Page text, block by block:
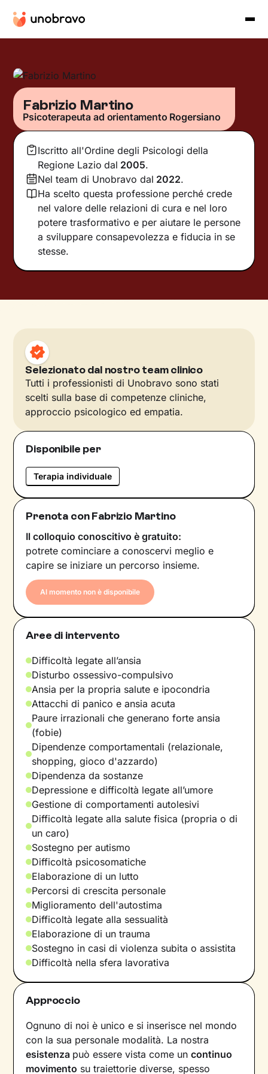
Fabrizio Martino
Psicoterapeuta ad orientamento Rogersiano
Iscritto all'Ordine degli Psicologi della
Regione Lazio dal 2005.
Nel team di Unobravo dal 2022.
Ha scelto questa professione perché crede
nel valore delle relazioni di cura e nel loro
potere trasformativo e per aiutare le persone
a sviluppare consapevolezza e fiducia in se
stesse.
Selezionato dal nostro team clinico
Tutti i professionisti di Unobravo sono stati
scelti sulla base di competenze cliniche,
approccio psicologico ed empatia.
Disponibile per
Terapia individuale
Prenota con Fabrizio Martino
Il colloquio conoscitivo è gratuito:
potrete cominciare a conoscervi meglio e
capire se iniziare un percorso insieme.
Al momento non è disponibile
Aree di intervento
Difficoltà legate all’ansia
Disturbo ossessivo-compulsivo
Ansia per la propria salute e ipocondria
Attacchi di panico e ansia acuta
Paure irrazionali che generano forte ansia
(fobie)
Dipendenze comportamentali (relazionale,
shopping, gioco d'azzardo)
Dipendenza da sostanze
Depressione e difficoltà legate all’umore
Gestione di comportamenti autolesivi
Difficoltà legate alla salute fisica (propria o di
un caro)
Sostegno per autismo
Difficoltà psicosomatiche
Elaborazione di un lutto
Percorsi di crescita personale
Miglioramento dell'autostima
Difficoltà legate alla sessualità
Elaborazione di un trauma
Sostegno in casi di violenza subita o assistita
Difficoltà nella sfera lavorativa
Approccio
Ognuno di noi è unico e si inserisce nel mondo
con la sua personale modalità. La nostra
esistenza può essere vista come uncontinuo
movimento su traiettorie diverse, spesso